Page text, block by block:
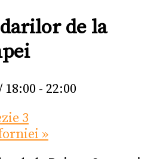
de la
18:00 - 22:00
3
»